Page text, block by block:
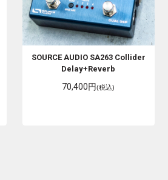
SOURCE AUDIO SA263 Collider
Delay+Reverb
70,400円(税込)